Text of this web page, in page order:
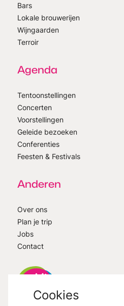
Bars
Lokale brouwerijen
Wijngaarden
Terroir
Agenda
Tentoonstellingen
Concerten
Voorstellingen
Geleide bezoeken
Conferenties
Feesten & Festivals
Anderen
Over ons
Plan je trip
Jobs
Contact
Cookies